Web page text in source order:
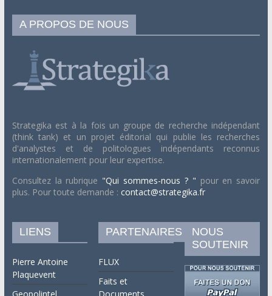
A PROPOS DE NOUS
Strategika est à la fois un groupe de recherche indépendant
(think tank) et un projet éditorial qui publie les recherches
d'analystes et de politologues indépendants reconnus
internationalement pour leur expertise.
Consultez la rubrique "Qui sommes-nous ? " pour en savoir
plus. Pour toute demande : contact@strategika.fr
LIENS
Pierre Antoine
Plaquevent
PARTENAIRES
FLUX
Faits et
NOUS
SOUTENIR